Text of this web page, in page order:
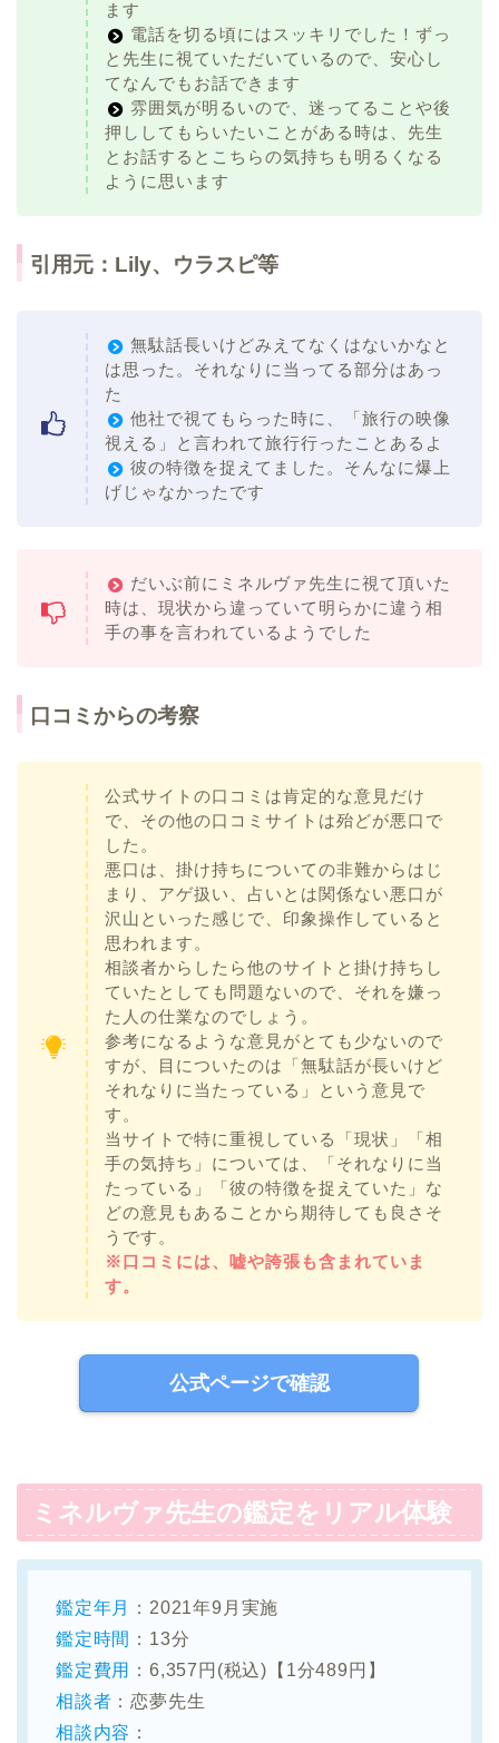
ます
電話を切る頃にはスッキリでした！ずっ
と先生に視ていただいているので、安心し
てなんでもお話できます
雰囲気が明るいので、迷ってることや後
押ししてもらいたいことがある時は、先生
とお話するとこちらの気持ちも明るくなる
ように思います
引用元：Lily、ウラスピ等
無駄話長いけどみえてなくはないかなと
は思った。それなりに当ってる部分はあっ
た
他社で視てもらった時に、「旅行の映像
視える」と言われて旅行行ったことあるよ
彼の特徴を捉えてました。そんなに爆上
げじゃなかったです
だいぶ前にミネルヴァ先生に視て頂いた
時は、現状から違っていて明らかに違う相
手の事を言われているようでした
口コミからの考察
公式サイトの口コミは肯定的な意見だけ
で、その他の口コミサイトは殆どが悪口で
した。
悪口は、掛け持ちについての非難からはじ
まり、アゲ扱い、占いとは関係ない悪口が
沢山といった感じで、印象操作していると
思われます。
相談者からしたら他のサイトと掛け持ちし
ていたとしても問題ないので、それを嫌っ
た人の仕業なのでしょう。
参考になるような意見がとても少ないので
すが、目についたのは「無駄話が長いけど
それなりに当たっている」という意見で
す。
当サイトで特に重視している「現状」「相
手の気持ち」については、「それなりに当
たっている」「彼の特徴を捉えていた」な
どの意見もあることから期待しても良さそ
うです。
※口コミには、嘘や誇張も含まれていま
す。
公式ページで確認
ミネルヴァ先生の鑑定をリアル体験
鑑定年月
：2021年9月実施
鑑定時間 ：13分
鑑定費用
：6,357円(税込)【1分489円】
相談者 ：恋夢先生
相談内容 ：